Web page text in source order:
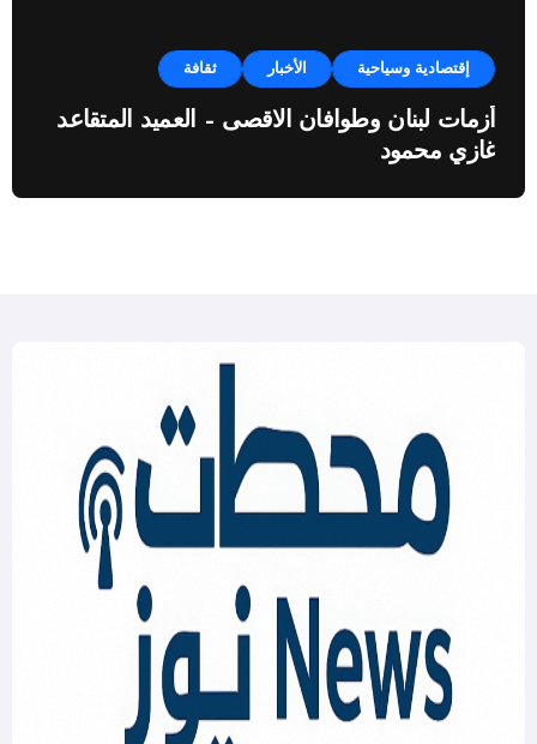
إقتصادية وسياحية الأخبار ثقافة
أزمات لبنان وطوافان الاقصى – العميد المتقاعد
غازي محمود